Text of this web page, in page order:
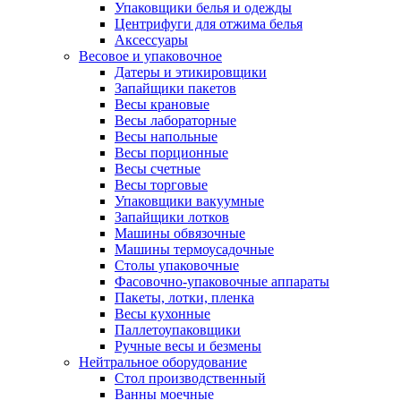
Упаковщики белья и одежды
Центрифуги для отжима белья
Аксессуары
Весовое и упаковочное
Датеры и этикировщики
Запайщики пакетов
Весы крановые
Весы лабораторные
Весы напольные
Весы порционные
Весы счетные
Весы торговые
Упаковщики вакуумные
Запайщики лотков
Машины обвязочные
Машины термоусадочные
Столы упаковочные
Фасовочно-упаковочные аппараты
Пакеты, лотки, пленка
Весы кухонные
Паллетоупаковщики
Ручные весы и безмены
Нейтральное оборудование
Cтол производственный
Ванны моечные